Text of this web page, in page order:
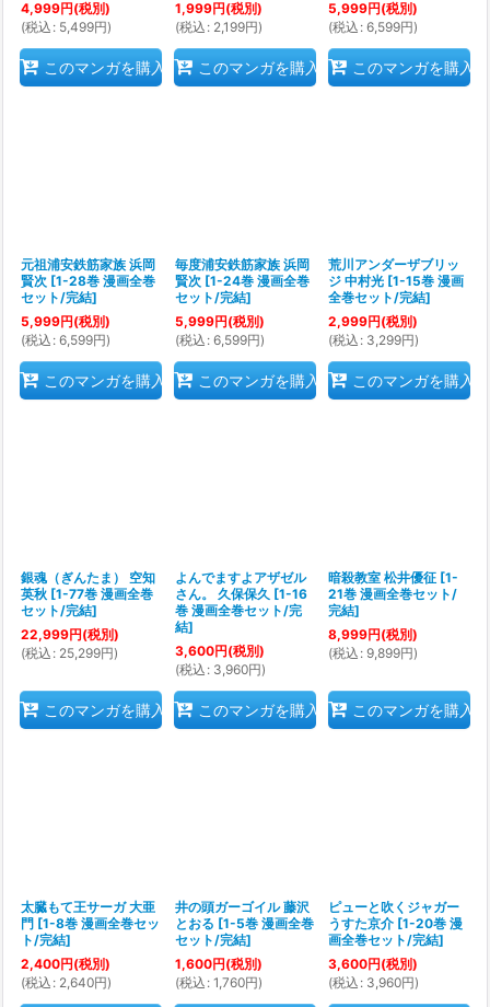
4,999円(税別)
(税込 : 5,499円)
このマンガを購入
1,999円(税別)
(税込 : 2,199円)
このマンガを購入
5,999円(税別)
(税込 : 6,599円)
このマンガを購入
元祖浦安鉄筋家族 浜岡
賢次 [1-28巻 漫画全巻
セット/完結]
5,999円(税別)
(税込 : 6,599円)
このマンガを購入
毎度浦安鉄筋家族 浜岡
賢次 [1-24巻 漫画全巻
セット/完結]
5,999円(税別)
(税込 : 6,599円)
このマンガを購入
荒川アンダーザブリッ
ジ 中村光 [1-15巻 漫画
全巻セット/完結]
2,999円(税別)
(税込 : 3,299円)
このマンガを購入
銀魂（ぎんたま） 空知
英秋 [1-77巻 漫画全巻
セット/完結]
22,999円(税別)
(税込 : 25,299円)
このマンガを購入
よんでますよアザゼル
さん。 久保保久 [1-16
巻 漫画全巻セット/完
結]
3,600円(税別)
(税込 : 3,960円)
このマンガを購入
暗殺教室 松井優征 [1-
21巻 漫画全巻セット/
完結]
8,999円(税別)
(税込 : 9,899円)
このマンガを購入
太臓もて王サーガ 大亜
門 [1-8巻 漫画全巻セッ
ト/完結]
2,400円(税別)
(税込 : 2,640円)
井の頭ガーゴイル 藤沢
とおる [1-5巻 漫画全巻
セット/完結]
1,600円(税別)
(税込 : 1,760円)
ピューと吹くジャガー
うすた京介 [1-20巻 漫
画全巻セット/完結]
3,600円(税別)
(税込 : 3,960円)